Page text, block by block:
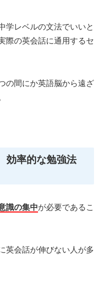
学レベルの文法でいいと
際の英会話に通用するセ
の間にか英語脳から遠ざ
率的な勉強法
識の集中が必要であるこ
英会話が伸びない人が多